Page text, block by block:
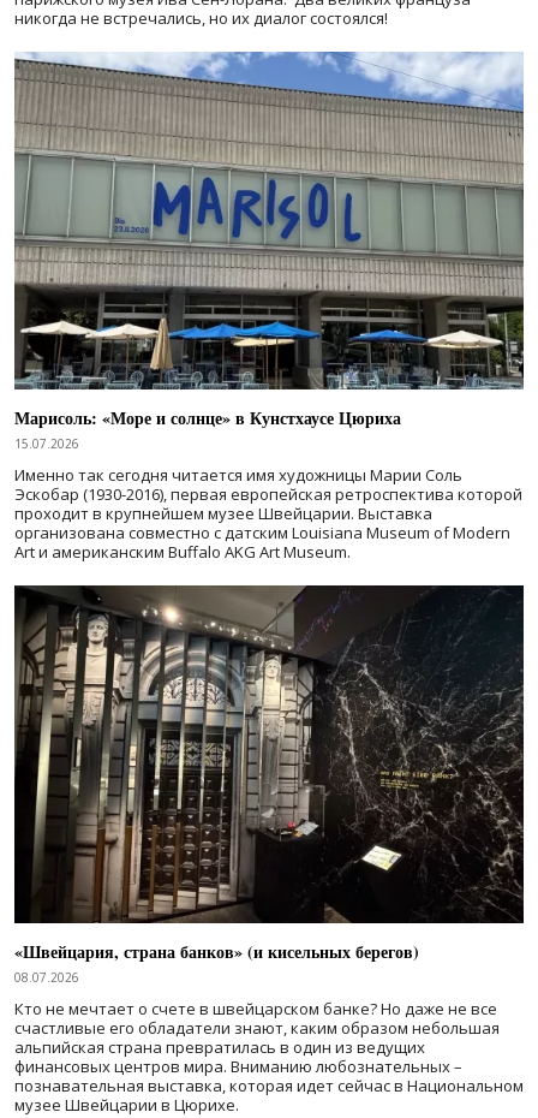
никогда не встречались, но их диалог состоялся!
Марисоль: «Море и солнце» в Кунстхаусе Цюриха
15.07.2026
Именно так сегодня читается имя художницы Марии Соль
Эскобар (1930-2016), первая европейская ретроспектива которой
проходит в крупнейшем музее Швейцарии. Выставка
организована совместно с датским Louisiana Museum of Modern
Art и американским Buffalo AKG Art Museum.
«Швейцария, страна банков» (и кисельных берегов)
08.07.2026
Кто не мечтает о счете в швейцарском банке? Но даже не все
счастливые его обладатели знают, каким образом небольшая
альпийская страна превратилась в один из ведущих
финансовых центров мира. Вниманию любознательных –
познавательная выставка, которая идет сейчас в Национальном
музее Швейцарии в Цюрихе.